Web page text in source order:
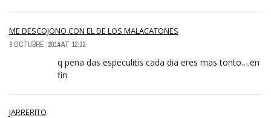
ME DESCOJONO CON EL DE LOS MALACATONES
8 OCTUBRE, 2014 AT 12:32
q pena das especulitis cada dia eres mas tonto….en
fin
JARRERITO